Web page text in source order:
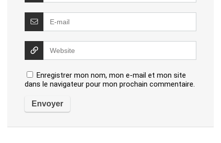
Enregistrer mon nom, mon e-mail et mon site
dans le navigateur pour mon prochain commentaire.